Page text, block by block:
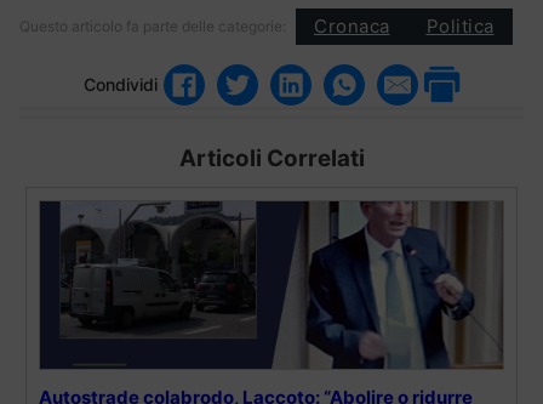
Questo articolo fa parte delle categorie: Cronaca Politica
Condividi
Articoli Correlati
Autostrade colabrodo, Laccoto: “Abolire o ridurre